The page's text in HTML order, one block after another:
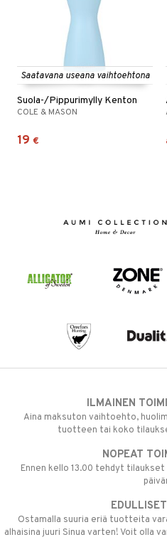
Saatavana useana vaihtoehtona
Suola-/Pippurimylly Kenton
COLE & MASON
19 €
ILMAINEN
Aina maksuton vaihtoehto,
tuotteen tai koko
NOPEAT
Ennen kello 13.00 tehdyt
Ostamalla suuria eriä tuotteita
alhaisina juuri Sinua varten! Voit olla